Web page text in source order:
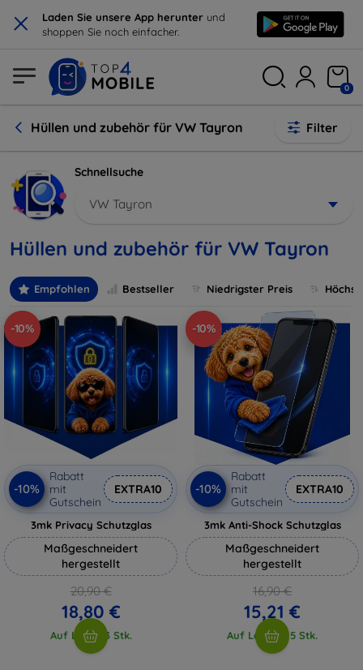
× Laden Sie unsere App herunter und
shoppen Sie noch einfacher.
0
Hüllen und zubehör für VW Tayron Filter
Schnellsuche
VW Tayron
Hüllen und zubehör für VW Tayron
Empfohlen Bestseller Niedrigster Preis
-10%
-10%
Rabatt
mit
Gutschein
EXTRA10
3mk Privacy Schutzglas
Maßgeschneidert
hergestellt
20,90 €
18,80 €
Auf Lager 3 Stk.
-10%
-10%
Rabatt
mit
Gutschein
EXTRA10
3mk Anti-Shock Schutzglas
Maßgeschneidert
hergestellt
16,90 €
15,21 €
Auf Lager > 5 Stk.